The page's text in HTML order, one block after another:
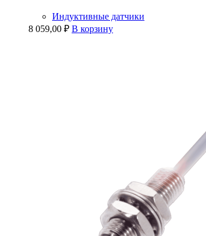
Индуктивные датчики
8 059,00 ₽ В корзину